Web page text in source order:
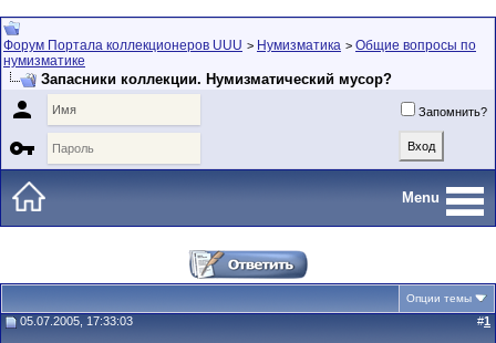
Форум Портала коллекционеров UUU > Нумизматика > Общие вопросы по
нумизматике
Запасники коллекции. Нумизматический мусор?
 Запомнить?

Menu
Опции темы
05.07.2005, 17:33:03 #1